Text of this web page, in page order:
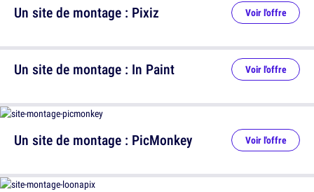
Un site de montage : Pixiz Voir l'offre
Un site de montage : PicMonkey Voir l'offre
Un site de montage : In Paint Voir l'offre